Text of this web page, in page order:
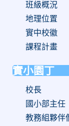
班級概況
地理位置
實中校徽
課程計畫
實小園丁
校長
國小部主任
教務組夥伴